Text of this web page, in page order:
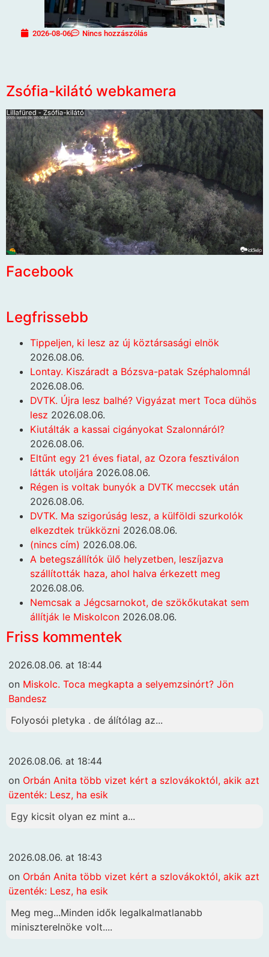
2026-08-06 Nincs hozzászólás
Zsófia-kilátó webkamera
Facebook
Legfrissebb
Tippeljen, ki lesz az új köztársasági elnök
2026.08.06.
Lontay. Kiszáradt a Bózsva-patak Széphalomnál
2026.08.06.
DVTK. Újra lesz balhé? Vigyázat mert Toca dühös
lesz 2026.08.06.
Kiutálták a kassai cigányokat Szalonnáról?
2026.08.06.
Eltűnt egy 21 éves fiatal, az Ozora fesztiválon
látták utoljára 2026.08.06.
Régen is voltak bunyók a DVTK meccsek után
2026.08.06.
DVTK. Ma szigorúság lesz, a külföldi szurkolók
elkezdtek trükközni 2026.08.06.
(nincs cím) 2026.08.06.
A betegszállítók ülő helyzetben, leszíjazva
szállították haza, ahol halva érkezett meg
2026.08.06.
Nemcsak a Jégcsarnokot, de szökőkutakat sem
állítják le Miskolcon 2026.08.06.
Friss kommentek
2026.08.06. at 18:44
on Miskolc. Toca megkapta a selyemzsinórt? Jön
Bandesz
Folyosói pletyka . de álítólag az...
2026.08.06. at 18:44
on Orbán Anita több vizet kért a szlovákoktól, akik azt
üzenték: Lesz, ha esik
Egy kicsit olyan ez mint a...
2026.08.06. at 18:43
on Orbán Anita több vizet kért a szlovákoktól, akik azt
üzenték: Lesz, ha esik
Meg meg...Minden idők legalkalmatlanabb
miniszterelnöke volt....